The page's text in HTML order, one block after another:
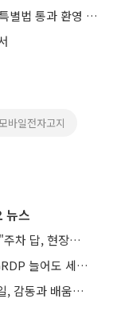
이재준 수원특례시장, 국회서 특례시 특별법 통과 환영 기자회견…"체감하는 변화 만들겠다"
바일전자고지
뉴스
최원용 평택시장, 고덕택지상가 찾아 "주차 답, 현장에 있다"
추미애 "경기도는 빈껍데기 부자"…GRDP 늘어도 세입은 그대로
안민석 경기도교육감 "휴가 반납한 3일, 감동과 배움이었다"